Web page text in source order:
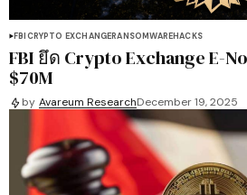
FBICRYPTO EXCHANGERANSOMWAREHACKS
FBI ยึด Crypto Exchange E-
$70M
by Avareum ResearchDecember 19, 2025